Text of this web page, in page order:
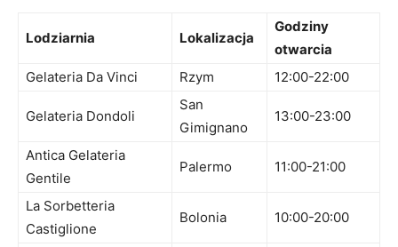
Lodziarnia Lokalizacja
Godziny‌
otwarcia
Gelateria ​Da Vinci
Rzym 12:00-22:00
Gelateria ⁤Dondoli
San
Gimignano
13:00-23:00
Antica Gelateria
Gentile
Palermo 11:00-21:00
La ​Sorbetteria
Castiglione
Bolonia 10:00-20:00